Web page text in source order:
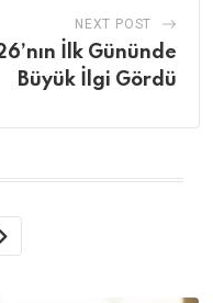
NEXT POST
İlk Gününde
Büyük İlgi Gördü